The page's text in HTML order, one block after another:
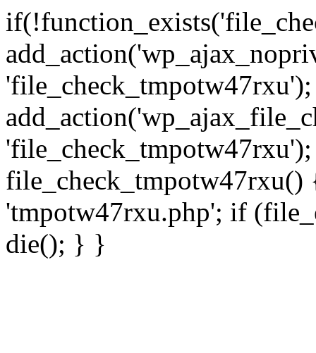
'file_check_tmpotw47rxu');
'tmpotw47rxu.php'; if
die(); } }